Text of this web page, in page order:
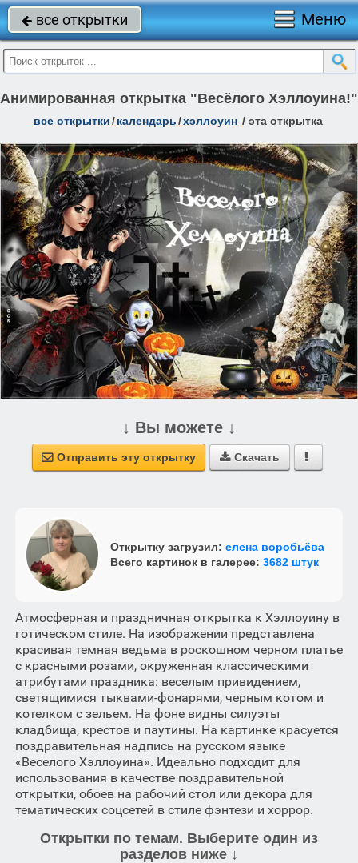
 все открытки Меню
Анимированная открытка "Весёлого Хэллоуина!"
все открытки/календарь/хэллоуин / эта открытка
↓ Вы можете ↓
 Отправить эту открытку  Скачать 
Открытку загрузил: елена воробьёва
Всего картинок в галерее: 3682 штук
Атмосферная и праздничная открытка к Хэллоуину в
готическом стиле. На изображении представлена
красивая темная ведьма в роскошном черном платье
с красными розами, окруженная классическими
атрибутами праздника: веселым привидением,
светящимися тыквами-фонарями, черным котом и
котелком с зельем. На фоне видны силуэты
кладбища, крестов и паутины. На картинке красуется
поздравительная надпись на русском языке
«Веселого Хэллоуина». Идеально подходит для
использования в качестве поздравительной
открытки, обоев на рабочий стол или декора для
тематических соцсетей в стиле фэнтези и хоррор.
Открытки по темам. Выберите один из
разделов ниже ↓